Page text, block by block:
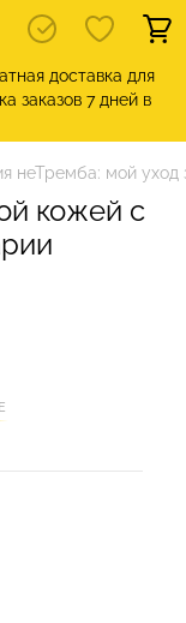
доставка для
заказов 7 дней в
неТремба: мой уход
кожей с